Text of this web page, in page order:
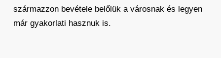
származzon bevétele belőlük a városnak és legyen
már gyakorlati hasznuk is.